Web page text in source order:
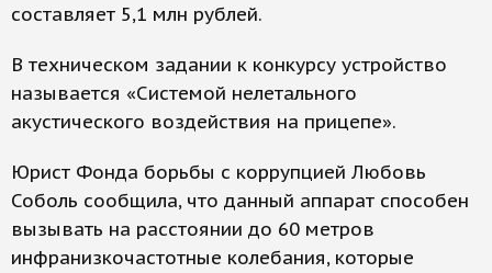
составляет 5,1 млн рублей.
В техническом задании к конкурсу устройство
называется «Системой нелетального
акустического воздействия на прицепе».
Юрист Фонда борьбы с коррупцией Любовь
Соболь сообщила, что данный аппарат способен
вызывать на расстоянии до 60 метров
инфранизкочастотные колебания, которые